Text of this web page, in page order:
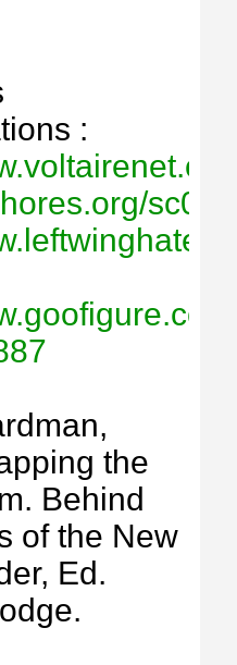
:
the
Behind
of the New
Ed.